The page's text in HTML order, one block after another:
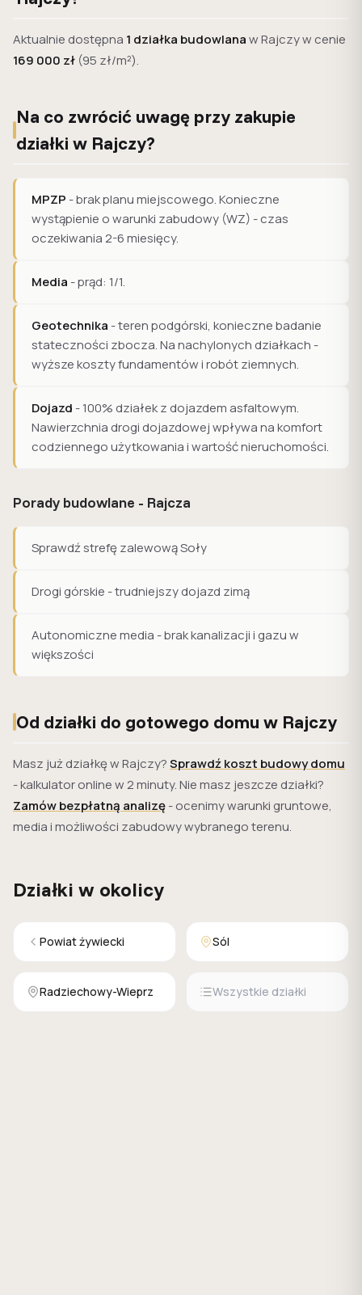
Aktualnie dostępna 1 działka budowlanaw Rajczy w cenie
169 000 zł (95 zł/m²).
Na co zwrócić uwagę przy zakupie
działki w Rajczy?
MPZP - brak planu miejscowego. Konieczne
wystąpienie o warunki zabudowy (WZ) - czas
oczekiwania 2-6 miesięcy.
Media - prąd: 1/1.
Geotechnika - teren podgórski, konieczne badanie
stateczności zbocza. Na nachylonych działkach -
wyższe koszty fundamentów i robót ziemnych.
Dojazd - 100% działek z dojazdem asfaltowym.
Nawierzchnia drogi dojazdowej wpływa na komfort
codziennego użytkowania i wartość nieruchomości.
Porady budowlane - Rajcza
Sprawdź strefę zalewową Soły
Drogi górskie - trudniejszy dojazd zimą
Autonomiczne media - brak kanalizacji i gazu w
większości
Od działki do gotowego domu w Rajczy
Masz już działkę w Rajczy?Sprawdź koszt budowy domu
- kalkulator online w 2 minuty. Nie masz jeszcze działki?
Zamów bezpłatną analizę- ocenimy warunki gruntowe,
media i możliwości zabudowy wybranego terenu.
Działki w okolicy
Powiat żywiecki Sól
Radziechowy-Wieprz Wszystkie działki